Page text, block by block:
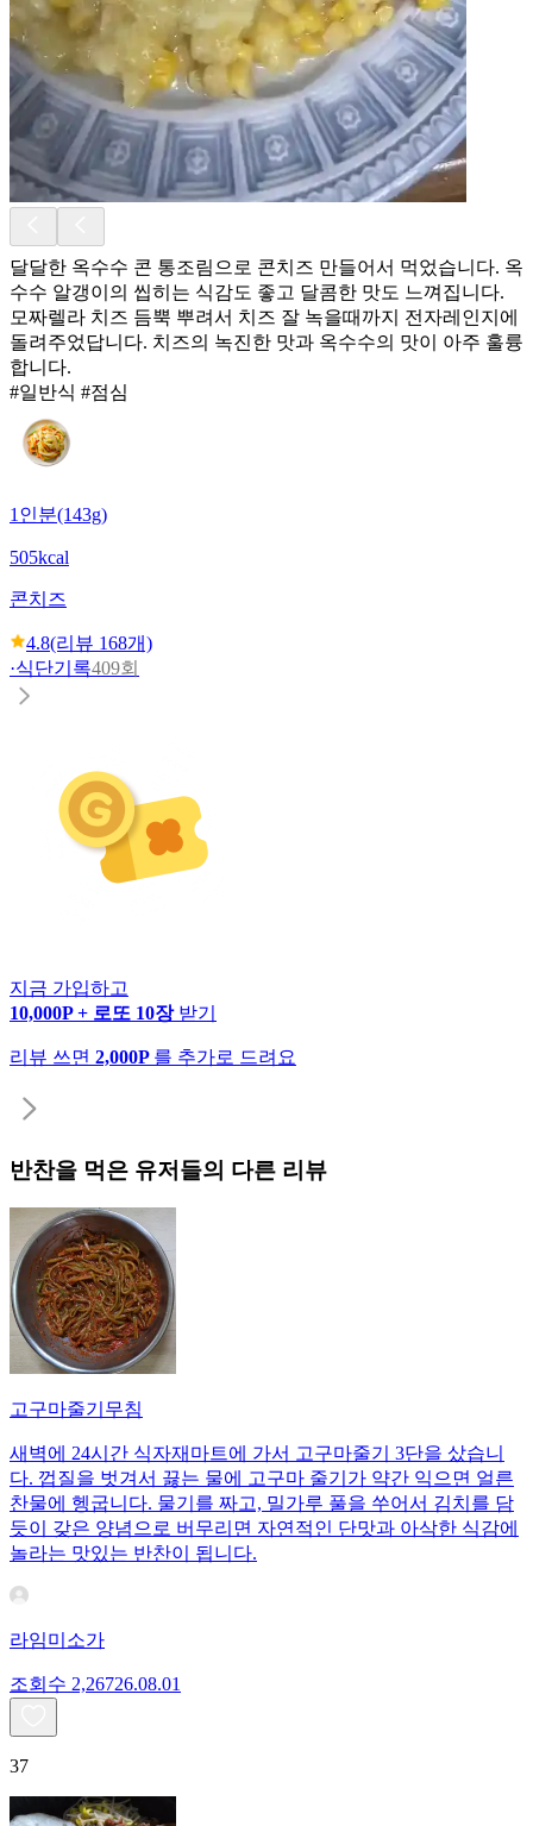
달달한 옥수수 콘 통조림으로 콘치즈 만들어서 먹었습니다. 옥
수수 알갱이의 씹히는 식감도 좋고 달콤한 맛도 느껴집니다.
모짜렐라 치즈 듬뿍 뿌려서 치즈 잘 녹을때까지 전자레인지에
돌려주었답니다. 치즈의 녹진한 맛과 옥수수의 맛이 아주 훌륭
합니다.
#일반식 #점심
1인분(143g)
505kcal
콘치즈
4.8(리뷰 168개)
·식단기록409회
지금 가입하고
10,000P + 로또 10장 받기
리뷰 쓰면 2,000P 를 추가로 드려요
반찬을 먹은 유저들의 다른 리뷰
고구마줄기무침
새벽에 24시간 식자재마트에 가서 고구마줄기 3단을 샀습니
다. 껍질을 벗겨서 끓는 물에 고구마 줄기가 약간 익으면 얼른
찬물에 헹굽니다. 물기를 짜고, 밀가루 풀을 쑤어서 김치를 담
듯이 갖은 양념으로 버무리면 자연적인 단맛과 아삭한 식감에
놀라는 맛있는 반찬이 됩니다.
라임미소가
조회수 2,26726.08.01
37